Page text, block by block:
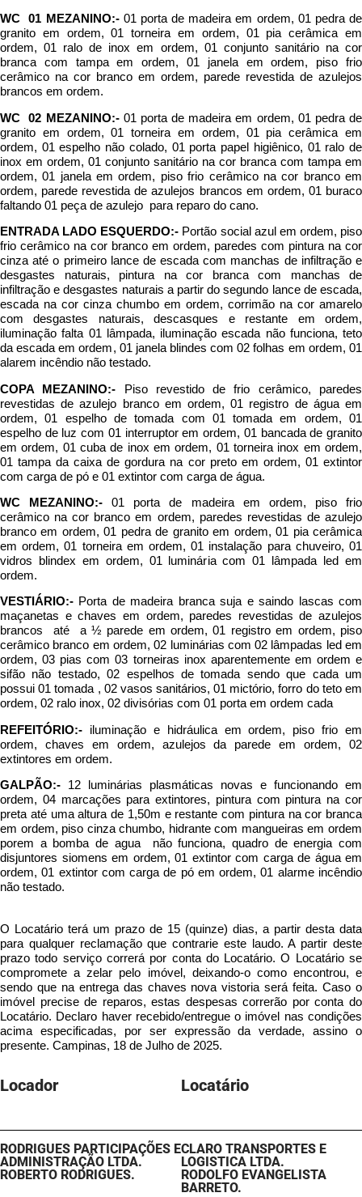
WC 01 MEZANINO:-01 porta de madeira em ordem, 01 pedra de
granito em ordem, 01 torneira em ordem, 01 pia cerâmica em
ordem, 01 ralo de inox em ordem, 01 conjunto sanitário na cor
branca com tampa em ordem, 01 janela em ordem, piso frio
cerâmico na cor branco em ordem, parede revestida de azulejos
brancos em ordem.
WC 02 MEZANINO:-01 porta de madeira em ordem, 01 pedra de
granito em ordem, 01 torneira em ordem, 01 pia cerâmica em
ordem, 01 espelho não colado, 01 porta papel higiênico, 01 ralo de
inox em ordem, 01 conjunto sanitário na cor branca com tampa em
ordem, 01 janela em ordem, piso frio cerâmico na cor branco em
ordem, parede revestida de azulejos brancos em ordem, 01 buraco
faltando 01 peça de azulejo para reparo do cano.
ENTRADA LADO ESQUERDO:- Portão social azul em ordem, piso
frio cerâmico na cor branco em ordem, paredes com pintura na cor
cinza até o primeiro lance de escada com manchas de infiltração e
desgastes naturais, pintura na cor branca com manchas de
infiltração e desgastes naturais a partir do segundo lance de escada,
escada na cor cinza chumbo em ordem, corrimão na cor amarelo
com desgastes naturais, descasques e restante em ordem,
iluminação falta 01 lâmpada, iluminação escada não funciona, teto
da escada em ordem, 01 janela blindes com 02 folhas em ordem, 01
alarem incêndio não testado.
COPA MEZANINO:- Piso revestido de frio cerâmico, paredes
revestidas de azulejo branco em ordem, 01 registro de água em
ordem, 01 espelho de tomada com 01 tomada em ordem, 01
espelho de luz com 01 interruptor em ordem, 01 bancada de granito
em ordem, 01 cuba de inox em ordem, 01 torneira inox em ordem,
01 tampa da caixa de gordura na cor preto em ordem, 01 extintor
com carga de pó e 01 extintor com carga de água.
WC MEZANINO:- 01 porta de madeira em ordem, piso frio
cerâmico na cor branco em ordem, paredes revestidas de azulejo
branco em ordem, 01 pedra de granito em ordem, 01 pia cerâmica
em ordem, 01 torneira em ordem, 01 instalação para chuveiro, 01
vidros blindex em ordem, 01 luminária com 01 lâmpada led em
ordem.
VESTIÁRIO:- Porta de madeira branca suja e saindo lascas com
maçanetas e chaves em ordem, paredes revestidas de azulejos
brancos até a ½ parede em ordem, 01 registro em ordem, piso
cerâmico branco em ordem, 02 luminárias com 02 lâmpadas led em
ordem, 03 pias com 03 torneiras inox aparentemente em ordem e
sifão não testado, 02 espelhos de tomada sendo que cada um
possui 01 tomada , 02 vasos sanitários, 01 mictório, forro do teto em
ordem, 02 ralo inox, 02 divisórias com 01 porta em ordem cada
REFEITÓRIO:- iluminação e hidráulica em ordem, piso frio em
ordem, chaves em ordem, azulejos da parede em ordem, 02
extintores em ordem.
GALPÃO:- 12 luminárias plasmáticas novas e funcionando em
ordem, 04 marcações para extintores, pintura com pintura na cor
preta até uma altura de 1,50m e restante com pintura na cor branca
em ordem, piso cinza chumbo, hidrante com mangueiras em ordem
porem a bomba de agua não funciona, quadro de energia com
disjuntores siomens em ordem, 01 extintor com carga de água em
ordem, 01 extintor com carga de pó em ordem, 01 alarme incêndio
não testado.
O Locatário terá um prazo de 15 (quinze) dias, a partir desta data
para qualquer reclamação que contrarie este laudo. A partir deste
prazo todo serviço correrá por conta do Locatário. O Locatário se
compromete a zelar pelo imóvel, deixando-o como encontrou, e
sendo que na entrega das chaves nova vistoria será feita. Caso o
imóvel precise de reparos, estas despesas correrão por conta do
Locatário. Declaro haver recebido/entregue o imóvel nas condições
acima especificadas, por ser expressão da verdade, assino o
presente. Campinas, 18 de Julho de 2025.
Locador
RODRIGUES PARTICIPAÇÕES E
ADMINISTRAÇÃO LTDA.
ROBERTO RODRIGUES.
Locatário​
CLARO TRANSPORTES E
LOGISTICA LTDA.
RODOLFO EVANGELISTA
BARRETO.